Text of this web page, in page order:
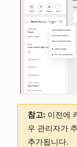
참고: 이전에
우 관리자가
추가됩니다.